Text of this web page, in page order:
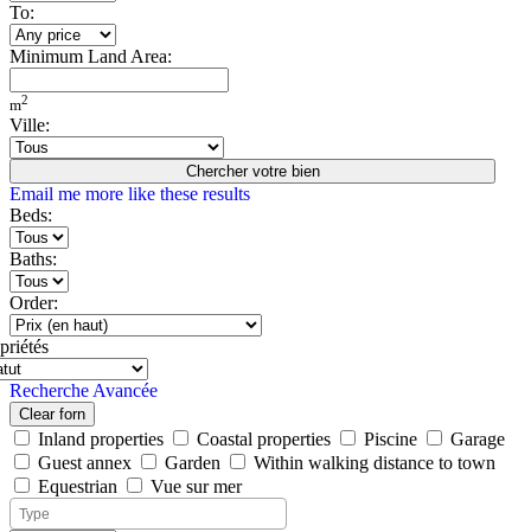
To:
Minimum Land Area:
m2
Ville:
Chercher votre bien
Email me more like these results
Beds:
Baths:
Order:
Recherche Avancée
Clear forn
Inland properties Coastal properties Piscine
Garage
Guest annex
Garden
Within walking distance to town
Equestrian
Vue sur mer